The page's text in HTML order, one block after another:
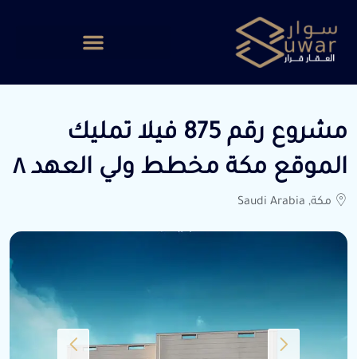
مشروع رقم 875 فيلا تمليك
الموقع مكة مخطط ولي العهد ٨
مكة, Saudi Arabia